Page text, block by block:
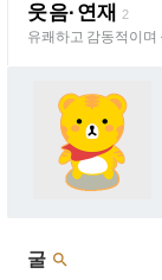
웃음·연재 2
유쾌하고 감동적이며
굴 